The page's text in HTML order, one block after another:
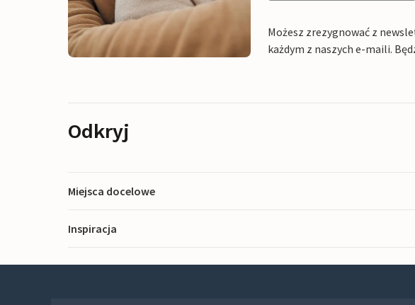
Możesz zrezygnować z
każdym z naszych e-maili.
Odkryj
Miejsca docelowe
Inspiracja